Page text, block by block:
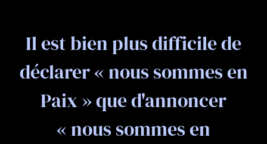
Il est bien plus difficile de
déclarer « nous sommes en
Paix » que d'annoncer
« nous sommes en